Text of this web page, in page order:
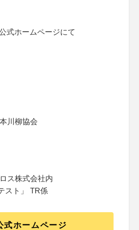
式ホームページにて
川柳協会
ス株式会社内
スト」 TR係
式ホームページ